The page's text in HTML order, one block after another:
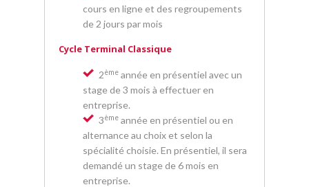
cours en ligne et des regroupements
de 2 jours par mois
Cycle Terminal Classique
2ème année en présentiel avec un
stage de 3 mois à effectuer en
entreprise.
3ème année en présentiel ou en
alternance au choix et selon la
spécialité choisie. En présentiel, il sera
demandé un stage de 6 mois en
entreprise.